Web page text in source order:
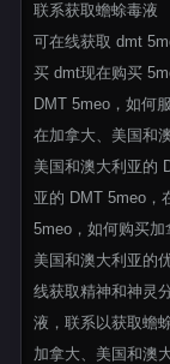
联系获取蟾蜍毒液
可在线获取 dmt
买 dmt现在购买
DMT 5meo，如何
在加拿大、美国和
美国和澳大利亚的
亚的 DMT 5meo，
5meo，如何购买加
美国和澳大利亚的
线获取精神和神灵
液，联系以获取蟾
加拿大、美国和澳